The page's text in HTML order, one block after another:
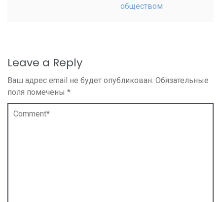
обществом
Leave a Reply
Ваш адрес email не будет опубликован. Обязательные
поля помечены *